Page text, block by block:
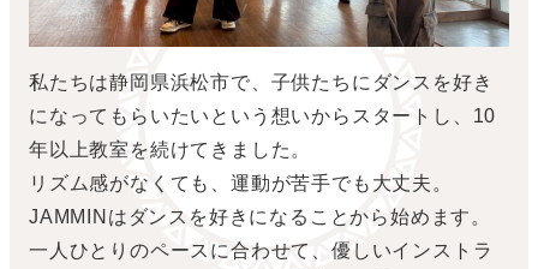
私たちは静岡県浜松市で、子供たちにダンスを好き
になってもらいたいという想いからスタートし、10
年以上教室を続けてきました。
リズム感がなくても、運動が苦手でも大丈夫。
JAMMINはダンスを好きになることから始めます。
一人ひとりのペースに合わせて、優しいインストラ